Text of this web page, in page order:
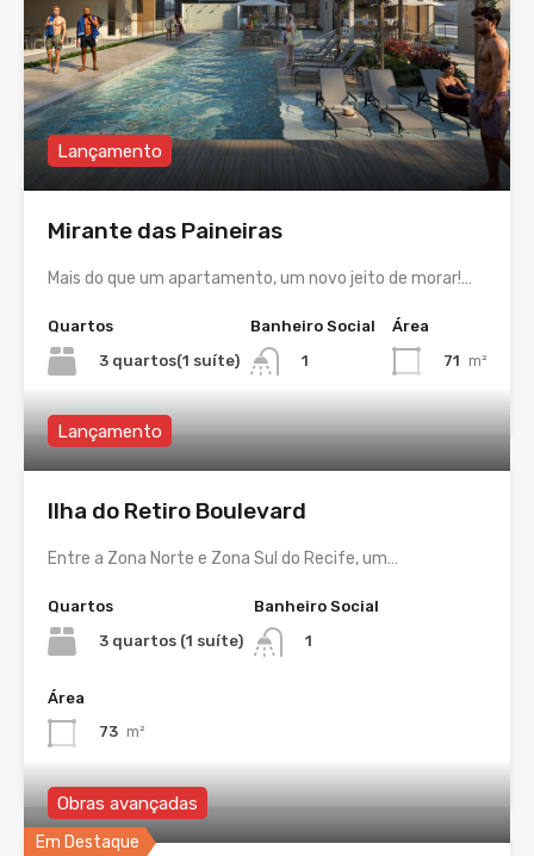
Lançamento
Mirante das Paineiras
Mais do que um apartamento, um novo jeito de morar!…
Quartos
3 quartos(1 suíte)
Banheiro Social
1
Área
71 m²
Lançamento
Ilha do Retiro Boulevard
Entre a Zona Norte e Zona Sul do Recife, um…
Quartos
3 quartos (1 suíte)
Banheiro Social
1
Área
73 m²
Em Destaque
Obras avançadas